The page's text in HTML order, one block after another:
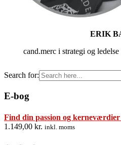
ERIK
cand.merc i strategi og
Search for:
E-bog
Find din passion og kerneværdier
1.149,00 kr. inkl. moms